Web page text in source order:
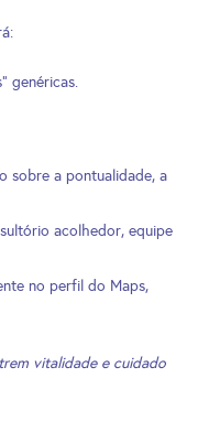
genéricas.
sobre a pontualidade, a
acolhedor, equipe
no perfil do Maps,
vitalidade e cuidado